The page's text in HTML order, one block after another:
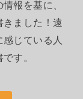
報を基に、
ました！遠
じている人
す。